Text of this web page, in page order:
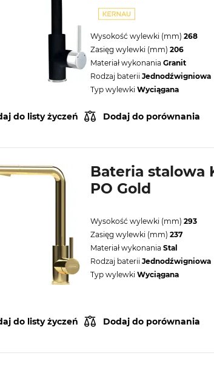
Wysokość wylewki (mm) 268
Zasięg wylewki (mm) 206
Materiał wykonania Granit
Rodzaj baterii Jednodźwigniowa
Typ wylewki Wyciągana
do listy życzeń Dodaj do porównania
Bateria stalowa
PO Gold
Wysokość wylewki (mm) 293
Zasięg wylewki (mm) 237
Materiał wykonania Stal
Rodzaj baterii Jednodźwigniowa
Typ wylewki Wyciągana
do listy życzeń Dodaj do porównania